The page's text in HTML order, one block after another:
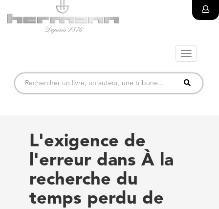
Toggle
L'exigence de
l'erreur dans À la
recherche du
temps perdu de